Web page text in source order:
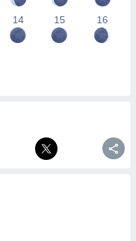
14 15 16